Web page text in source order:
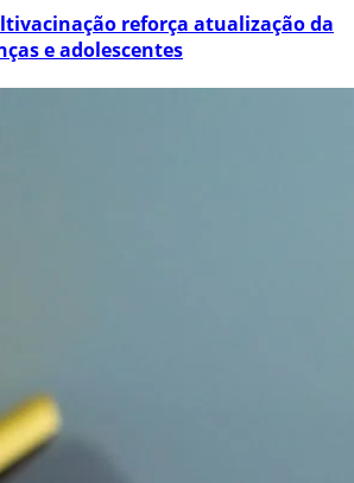
reforça atualização da
e adolescentes